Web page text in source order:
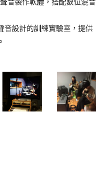
音設計的訓練實驗室，提供